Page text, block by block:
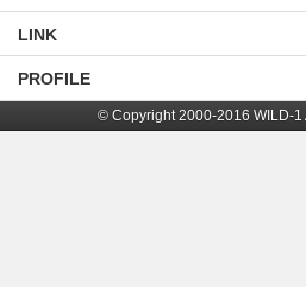
LINK
PROFILE
© Copyright 2000-2016 WILD-1